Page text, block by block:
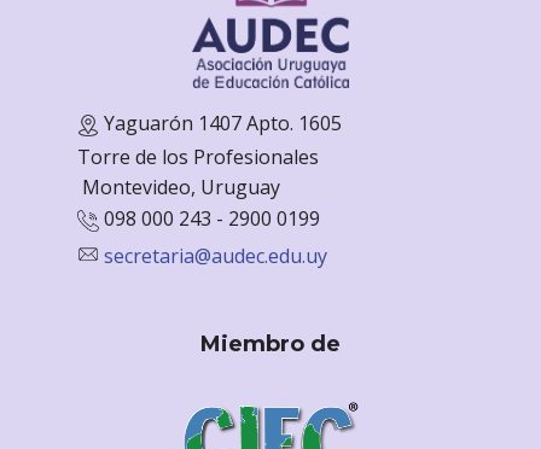
Yaguarón 1407 Apto. 1605
Torre de los Profesionales
Montevideo, Uruguay
098 000 243 - 2900 0199
secretaria@audec.edu.uy
Miembro de